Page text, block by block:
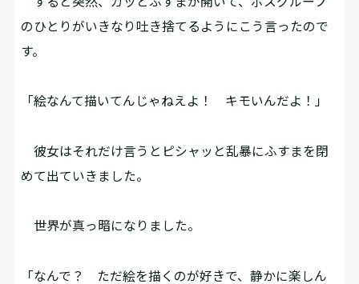
のひとりがいきなり吐き捨てるようにこう言ったので
す。
「絵なんて描いてんじゃねえよ！ キモいんだよ！」
彼女はそれだけ言うとピシャッと乱暴にふすまを閉
めて出ていきました。
世界が真っ暗になりました。
「なんで？ ただ絵を描くのが好きで、静かに楽しん